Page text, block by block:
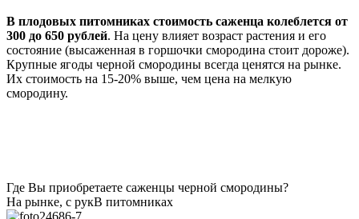
В плодовых питомниках стоимость саженца колеблется от
300 до 650 рублей. На цену влияет возраст растения и его
состояние (высаженная в горшочки смородина стоит дороже).
Крупные ягоды черной смородины всегда ценятся на рынке.
Их стоимость на 15-20% выше, чем цена на мелкую
смородину.
Где Вы приобретаете саженцы черной смородины?
На рынке, с рукВ питомниках